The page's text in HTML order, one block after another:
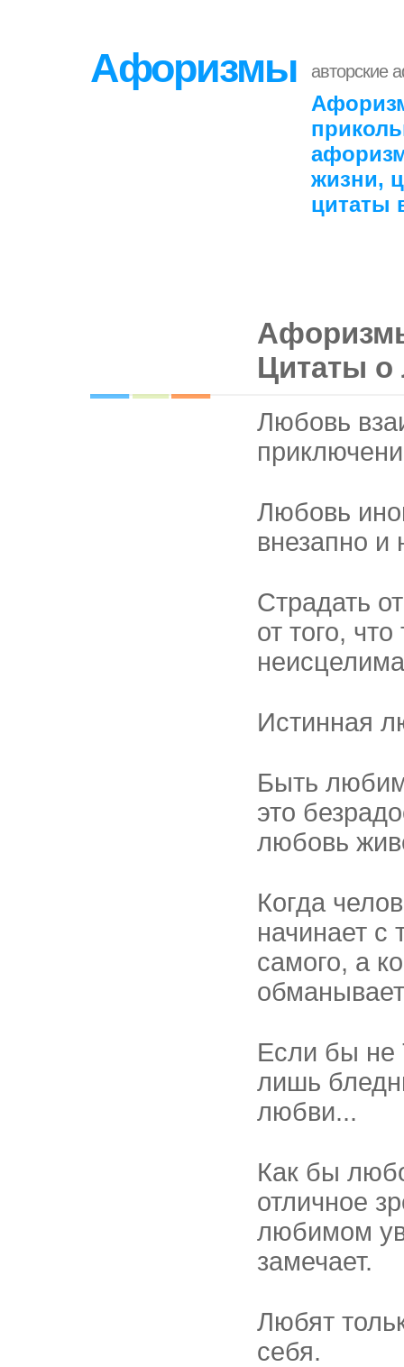
Афоризмы авторские
жизни,
цитаты
Цитаты
Любовь
Любовь
внезапно и
Страдать
от того,
Истинная
Быть
это
любовь
Когда
начинает с
самого, а
Если бы не
лишь
любви...
Как бы
отличное
любимом
замечает.
Любят
себя.